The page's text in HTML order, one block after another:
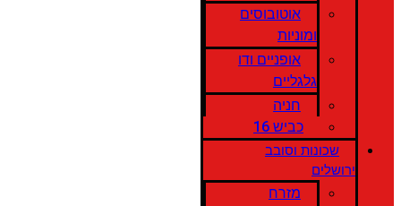
אוטובוסים
ומוניות
אופניים ודו
גלגליים
חניה
כביש 16
שכונות וסובב
ירושלים
מזרח